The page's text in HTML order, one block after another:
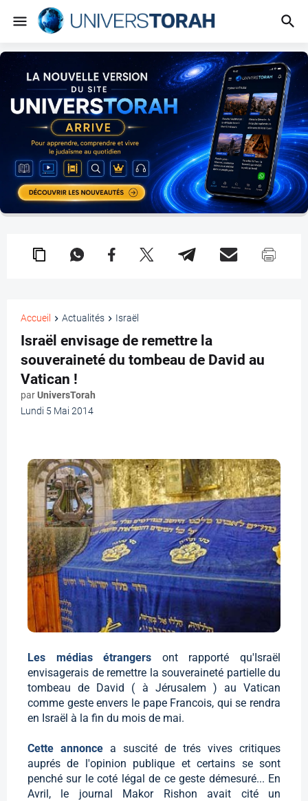
Accueil Actualités Israël
Israël envisage de remettre la
souveraineté du tombeau de David au
Vatican !
parUniversTorah
Lundi 5 Mai 2014
Les médias étrangers ont rapporté qu'Israël
envisagerais de remettre la souveraineté partielle du
tombeau de David ( à Jérusalem ) au Vatican
comme geste envers le pape Francois, qui se rendra
en Israël à la fin du mois de mai.
Cette annonce a suscité de trés vives critiques
auprés de l'opinion publique et certains se sont
penché sur le coté légal de ce geste démesuré... En
Avril, le journal Makor Rishon avait cité un